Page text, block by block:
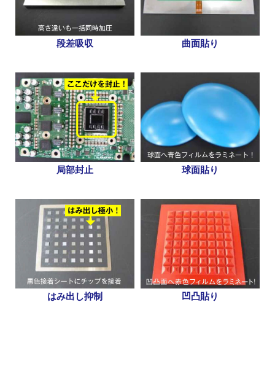
段差吸収 曲面貼り
局部封止 球面貼り
はみ出し抑制 凹凸貼り